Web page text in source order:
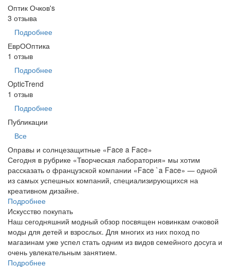
Оптик Очков's
3 отзыва
Подробнее
ЕврООптика
1 отзыв
Подробнее
OpticTrend
1 отзыв
Подробнее
Публикации
Все
Оправы и солнцезащитные «Face a Face»
Сегодня в рубрике «Творческая лаборатория» мы хотим
рассказать о французской компании «Face `a Face» — одной
из самых успешных компаний, специализирующихся на
креативном дизайне.
Подробнее
Искусство покупать
Наш сегодняшний модный обзор посвящен новинкам очковой
моды для детей и взрослых. Для многих из них поход по
магазинам уже успел стать одним из видов семейного досуга и
очень увлекательным занятием.
Подробнее